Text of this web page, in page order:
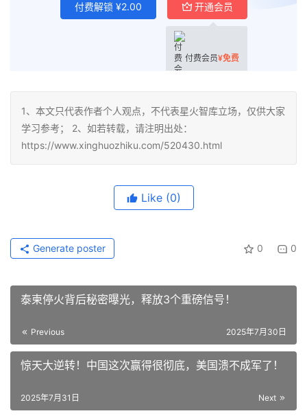
付费解锁 ¥2.00 开通会员
付费会员¥免费
1、本文只代表作者个人观点，不代表星火智库立场，仅供大家
学习参考； 2、如若转载，请注明出处：
https://www.xinghuozhiku.com/520430.html
Like (0)
0 0
Generate poster
泰柬停火背后秘密曝光，释放3个重磅信号！
Previous 2025年7月30日
惊天大逆转！中国这次赢得很彻底，美国溃不成军了！
Next
2025年7月31日